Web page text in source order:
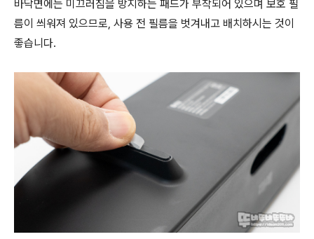
바닥면에는 미끄러짐을 방지하는 패드가 부착되어 있으며 보호 필
름이 씌워져 있으므로, 사용 전 필름을 벗겨내고 배치하시는 것이
좋습니다.